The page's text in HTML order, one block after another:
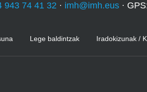
943 74 41 32 · imh@imh.eus ·
Lege baldintzak Iradokizunak /